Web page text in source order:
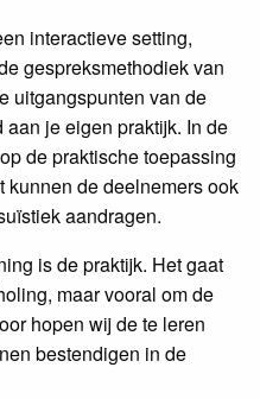
interactieve setting,
gespreksmethodiek van
uitgangspunten van de
je eigen praktijk. In de
de praktische toepassing
de deelnemers ook
aandragen.
is de praktijk. Het gaat
maar vooral om de
hopen wij de te leren
bestendigen in de